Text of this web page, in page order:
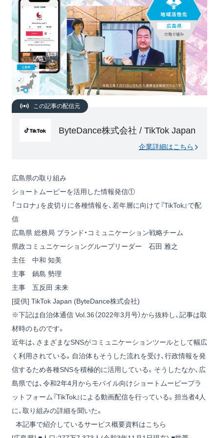
この記事の配信元
ByteDance株式会社 / TikTok Japan
企業詳細はこちら
広島県の取り組み
ショートムービーを活用した情報発信①
「コロナ」を皮切りに各種情報を、若年層に向けて『TikTok』で配
信
広島県 総務局 ブランド・コミュニケーション戦略チーム
県政コミュニケーショングループリーダー 石田 雅之
主任 中和 知美
主事 鍋島 勢理
主事 五反田 未来
[提供] TikTok Japan (ByteDance株式会社)
※下記は自治体通信 Vol.36（2022年3月号）から抜粋し、記事は取
材時のものです。
近年は、さまざまなSNSがコミュニケーションツールとして幅広
く利用されている。自治体もそうした流れを受け、行政情報を発
信するため各種SNSを積極的に活用している。そうしたなか、広
島県では、令和2年4月からモバイル向けショートムービープラ
ットフォーム『TikTok』による動画配信を行っている。担当者4人
に、取り組みの詳細を聞いた。
本記事で紹介しているサービス概要資料はこちら